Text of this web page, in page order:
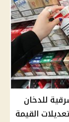
للدخان
القيمة